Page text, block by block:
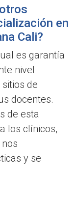
en
Cali?
es garantía
nivel
de
docentes.
de esta
los clínicos,
y se